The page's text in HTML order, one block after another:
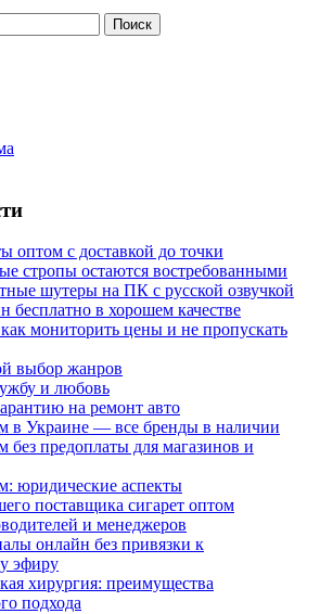
оптом с доставкой до точки
стропы остаются востребованными
шутеры на ПК с русской озвучкой
бесплатно в хорошем качестве
мониторить цены и не пропускать
выбор жанров
и любовь
на ремонт авто
в Украине — все бренды в наличии
без предоплаты для магазинов и
юридические аспекты
поставщика сигарет оптом
и менеджеров
онлайн без привязки к
эфиру
хирургия: преимущества
подхода